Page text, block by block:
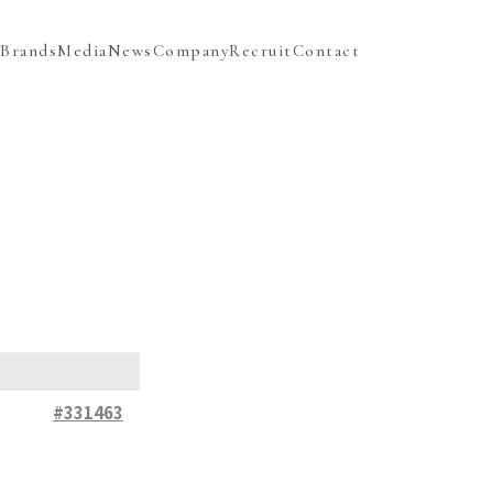
BrandsMediaNewsCompanyRecruitContact
#331463